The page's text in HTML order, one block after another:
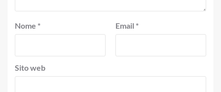
Nome * Email *
Sito web